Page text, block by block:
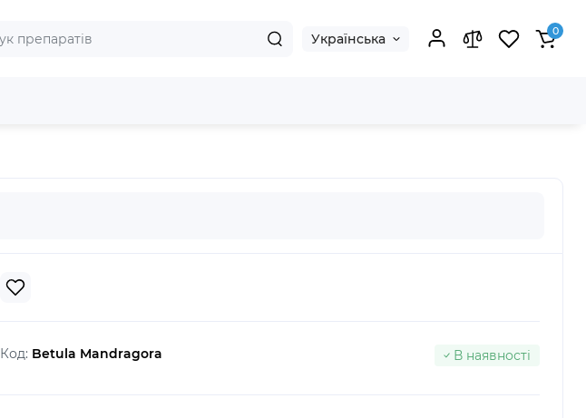
Українська 0
Код: Betula Mandragora В наявності